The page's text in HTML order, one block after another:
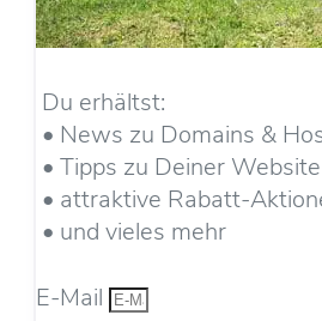
Du erhältst:
• News zu Domains &
• Tipps zu Deiner Website
• attraktive Rabatt-
• und vieles mehr
E-Mail